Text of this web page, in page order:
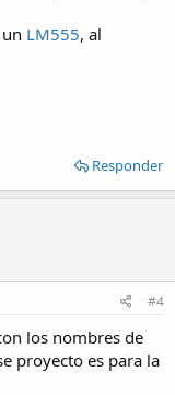
LM555, al
Responder
#4
los nombres de
proyecto es para la